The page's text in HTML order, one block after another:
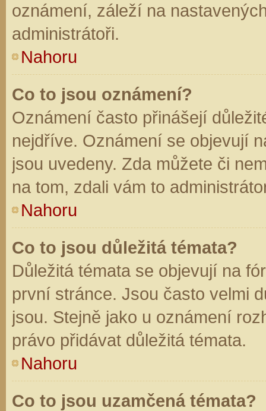
oznámení, záleží na
administrátoři.
Nahoru
Co to jsou oznámení?
Oznámení často přinášejí
nejdříve. Oznámení se objevují
jsou uvedeny. Zda můžete či
na tom, zdali vám to
Nahoru
Co to jsou důležitá témata?
Důležitá témata se objevují na
první stránce. Jsou často velmi
jsou. Stejně jako u oznámení
právo přidávat důležitá témata.
Nahoru
Co to jsou uzamčená témata?